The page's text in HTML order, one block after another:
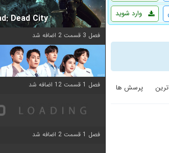
وارد شوید
پرسش ها
Dead City
فصل 3 قسمت 2 اضافه شد
فصل 1 قسمت 12 اضافه شد
فصل 1 قسمت 2 اضافه شد